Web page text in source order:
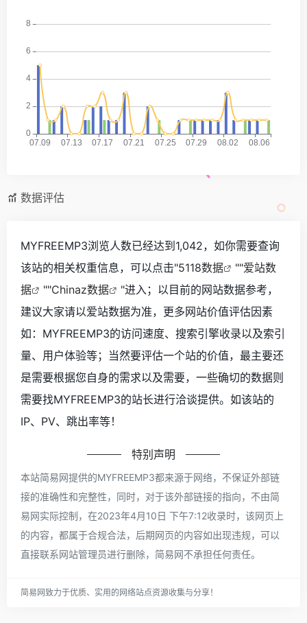
数据评估
MYFREEMP3浏览人数已经达到1,042，如你需要查询
该站的相关权重信息，可以点击"5118数据 ""爱站数
据
""Chinaz数据
"进入；以目前的网站数据参考，
建议大家请以爱站数据为准，更多网站价值评估因素
如：MYFREEMP3的访问速度、搜索引擎收录以及索引
量、用户体验等；当然要评估一个站的价值，最主要还
是需要根据您自身的需求以及需要，一些确切的数据则
需要找MYFREEMP3的站长进行洽谈提供。如该站的
IP、PV、跳出率等！
特别声明
本站简易网提供的MYFREEMP3都来源于网络，不保证外部链
接的准确性和完整性，同时，对于该外部链接的指向，不由简
易网实际控制，在2023年4月10日 下午7:12收录时，该网页上
的内容，都属于合规合法，后期网页的内容如出现违规，可以
直接联系网站管理员进行删除，简易网不承担任何责任。
简易网致力于优质、实用的网络站点资源收集与分享！